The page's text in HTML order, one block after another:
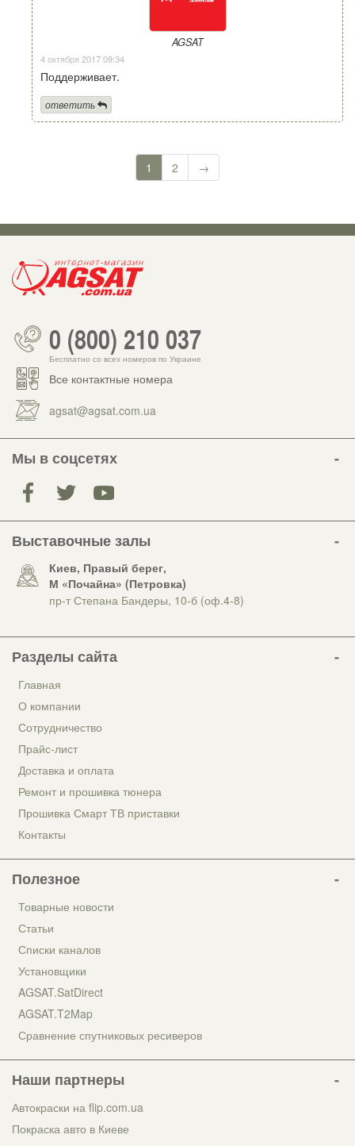
AGSAT
4 октября 2017 09:34
Поддерживает.
ответить
1 2 →
0 (800) 210 037
Бесплатно со всех номеров по Украине
Все контактные номера
agsat@agsat.com.ua
Мы в соцсетях
Выставочные залы
Киев, Правый берег,
М «Почайна» (Петровка)
пр-т Степана Бандеры, 10-б (оф.4-8)
Разделы сайта
Главная
О компании
Сотрудничество
Прайс-лист
Доставка и оплата
Ремонт и прошивка тюнера
Прошивка Смарт ТВ приставки
Контакты
Полезное
Товарные новости
Статьи
Списки каналов
Установщики
AGSAT.SatDirect
AGSAT.T2Map
Сравнение спутниковых ресиверов
Наши партнеры
Автокраски на flip.com.ua
Покраска авто в Киеве